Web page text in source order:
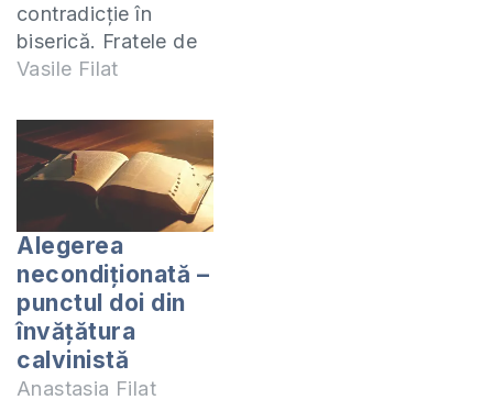
contradicție în
biserică. Fratele de
la studiu spunea că
apostolilor era nouă
și față de Vechiul
Testament,
propăvăduia
învățătura nouă,
împărăția lui
Dumnezeu, despre
rai și iad. Spunea că
acestea nu se aflau
în Vechiul
Testament. Atunci
Vasile Filat
Alegerea
necondiționată –
punctul doi din
învățătura
calvinistă
Anastasia Filat